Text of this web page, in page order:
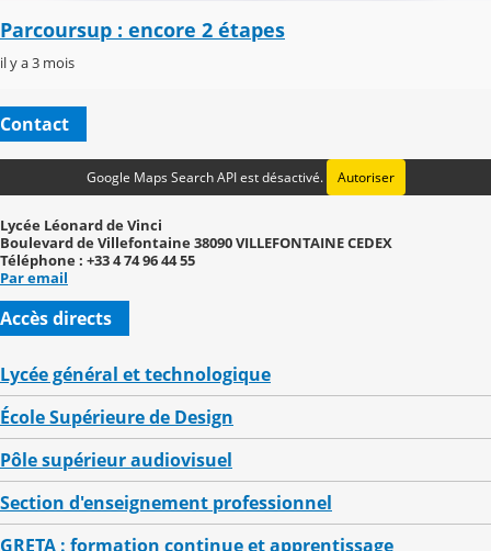
Parcoursup : encore 2 étapes
il y a 3 mois
Contact
Google Maps Search API est désactivé. Autoriser
Lycée Léonard de Vinci
Boulevard de Villefontaine 38090 VILLEFONTAINE CEDEX
Téléphone : +33 4 74 96 44 55
Par email
Accès directs
Lycée général et technologique
École Supérieure de Design
Pôle supérieur audiovisuel
Section d'enseignement professionnel
GRETA : formation continue et apprentissage